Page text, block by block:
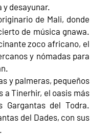
desayunar.
de Mali, donde
de música gnawa.
zoco africano, el
y nómadas para
y palmeras, pequeños
a Tinerhir, el oasis más
Gargantas del Todra.
del Dades, con sus